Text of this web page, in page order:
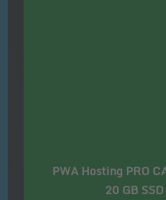
PWA Hosting PRO
20 GB SSD